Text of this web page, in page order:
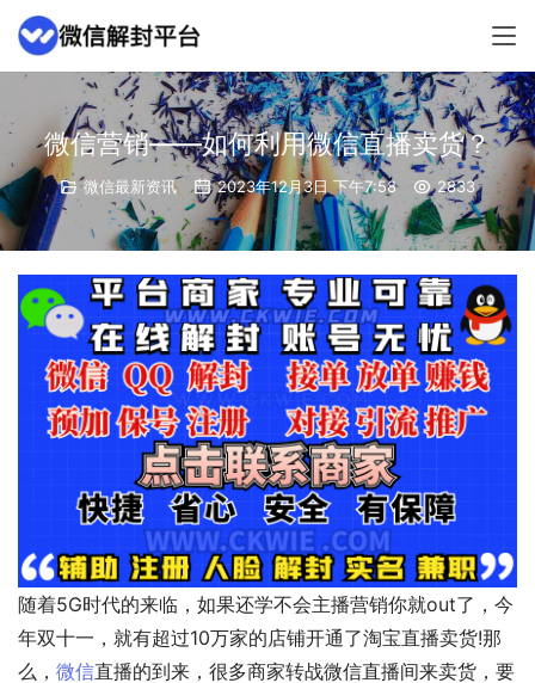
微信营销——如何利用微信直播卖货？
微信最新资讯 2023年12月3日 下午7:58 2833
随着5G时代的来临，如果还学不会主播营销你就out了，今
年双十一，就有超过10万家的店铺开通了淘宝直播卖货!那
么， 微信直播的到来，很多商家转战微信直播间来卖货，要